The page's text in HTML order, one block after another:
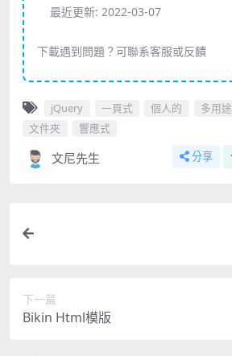
最近更新: 2022-03-07
下載遇到問題？可聯系客服或反饋
jQuery 一頁式 個人的 多用途
文件夾
響應式
文尼先生 分享
下一篇
Bikin Html模版